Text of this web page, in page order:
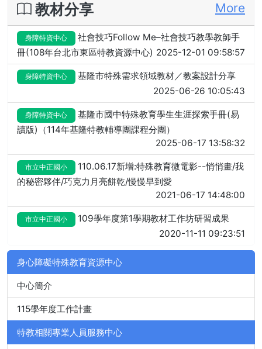
More
教材分享
身障特資中心
社會技巧Follow Me–社會技巧教學教師手
冊(108年台北市東區特教資源中心) 2025-12-01 09:58:57
身障特資中心
基隆市特殊需求領域教材／教案設計分享
2025-06-26 10:05:43
身障特資中心
基隆市國中特殊教育學生生涯探索手冊(易
讀版)（114年基隆特教輔導團課程分團）
2025-06-17 13:58:32
市立中正國小
110.06.17新增:特殊教育微電影--悄悄畫/我
的秘密夥伴/巧克力月亮餅乾/慢慢早到愛
2021-06-17 14:48:00
市立中正國小
109學年度第1學期教材工作坊研習成果
2020-11-11 09:23:51
身心障礙特殊教育資源中心
中心簡介
115學年度工作計畫
特教相關專業人員服務中心